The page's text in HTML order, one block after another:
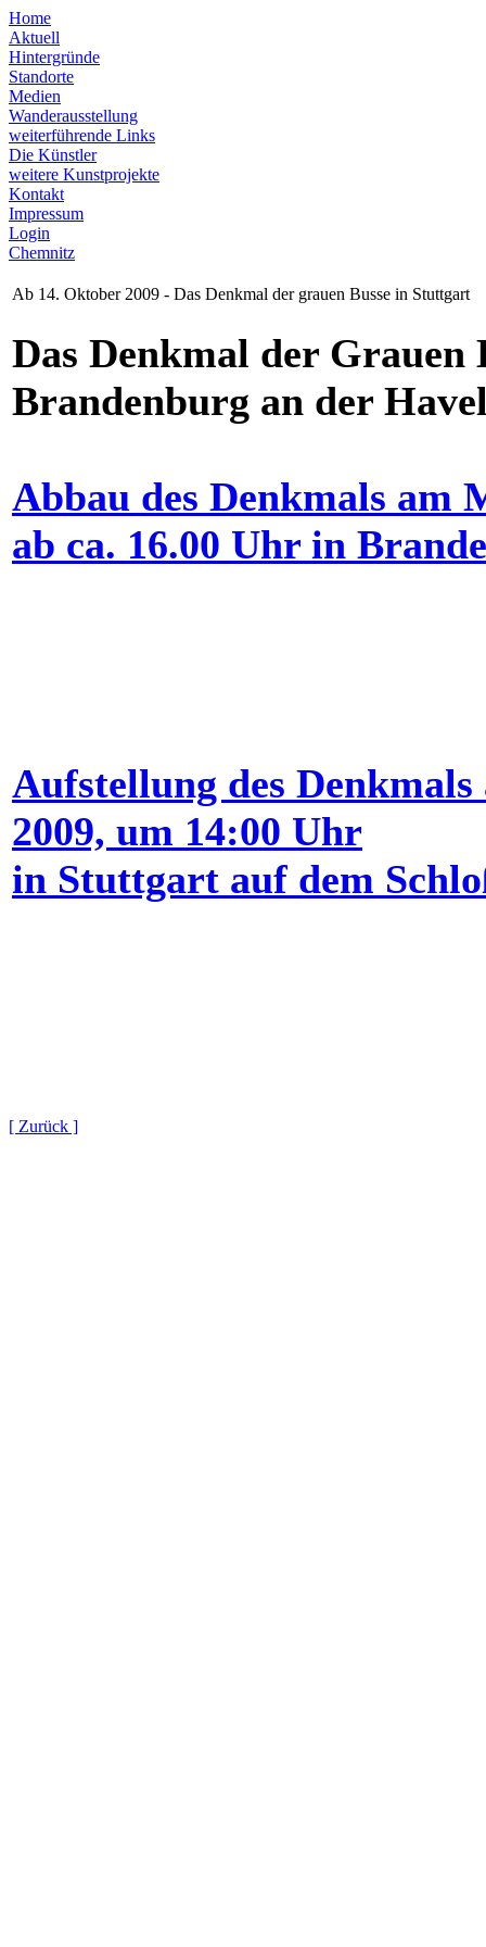
Home
Aktuell
Hintergründe
Standorte
Medien
Wanderausstellung
weiterführende Links
Die Künstler
weitere Kunstprojekte
Kontakt
Impressum
Login
Chemnitz
Ab 14. Oktober 2009 - Das Denkmal der grauen Busse in Stuttgart
Das Denkmal der Grauen
Brandenburg an der
Abbau des Denkmals am
ab ca. 16.00 Uhr in
Aufstellung des
2009, um 14:00 Uhr
in Stuttgart auf dem
[ Zurück ]